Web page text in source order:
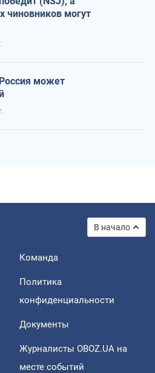
чиновников могут
может
В начало
Команда
Политика
конфиденциальности
Документы
Журналисты OBOZ.UA на
месте событий